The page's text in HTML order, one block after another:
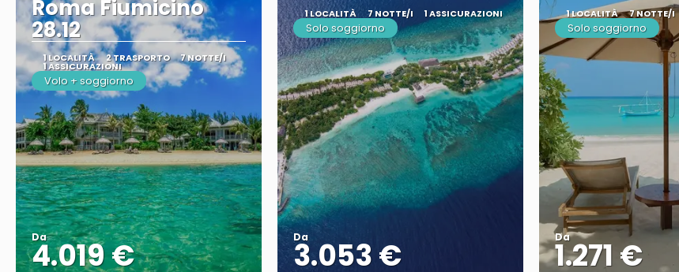
Roma Fiumicino
28.12
1 LOCALITÀ 2 TRASPORTO 7 NOTTE/I
1 ASSICURAZIONI
Volo + soggiorno
Da
4.019 €
1 LOCALITÀ 7 NOTTE/I 1 ASSICURAZIONI
Solo soggiorno
Da
3.053 €
1 LOCALITÀ 7 NOTTE/I
Solo soggiorno
Da
1.271 €